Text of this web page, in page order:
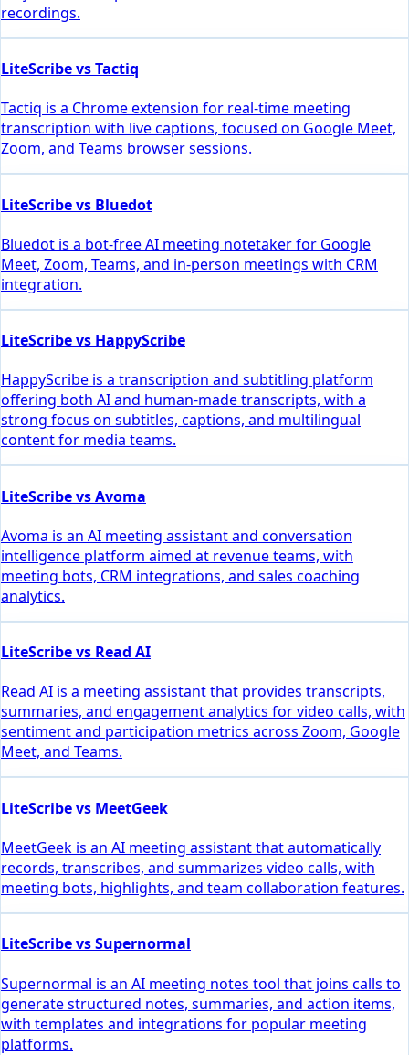
recordings.
LiteScribe vs Tactiq
Tactiq is a Chrome extension for real-time meeting
transcription with live captions, focused on Google Meet,
Zoom, and Teams browser sessions.
LiteScribe vs Bluedot
Bluedot is a bot-free AI meeting notetaker for Google
Meet, Zoom, Teams, and in-person meetings with CRM
integration.
LiteScribe vs HappyScribe
HappyScribe is a transcription and subtitling platform
offering both AI and human-made transcripts, with a
strong focus on subtitles, captions, and multilingual
content for media teams.
LiteScribe vs Avoma
Avoma is an AI meeting assistant and conversation
intelligence platform aimed at revenue teams, with
meeting bots, CRM integrations, and sales coaching
analytics.
LiteScribe vs Read AI
Read AI is a meeting assistant that provides transcripts,
summaries, and engagement analytics for video calls, with
sentiment and participation metrics across Zoom, Google
Meet, and Teams.
LiteScribe vs MeetGeek
MeetGeek is an AI meeting assistant that automatically
records, transcribes, and summarizes video calls, with
meeting bots, highlights, and team collaboration features.
LiteScribe vs Supernormal
Supernormal is an AI meeting notes tool that joins calls to
generate structured notes, summaries, and action items,
with templates and integrations for popular meeting
platforms.